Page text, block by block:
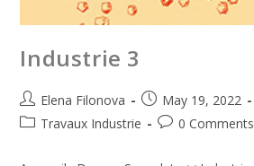
Industrie 3
Elena Filonova
May 19, 2022
Travaux Industrie
0 Comments